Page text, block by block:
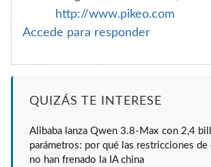
http://www.pikeo.com
Accede para responder
QUIZÁS TE INTERESE
Alibaba lanza Qwen 3.8-Max con 2,4
parámetros: por qué las restricciones de
no han frenado la IA china